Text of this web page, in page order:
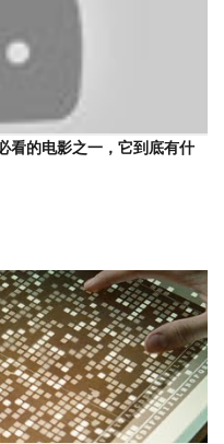
看的电影之一，它到底有什